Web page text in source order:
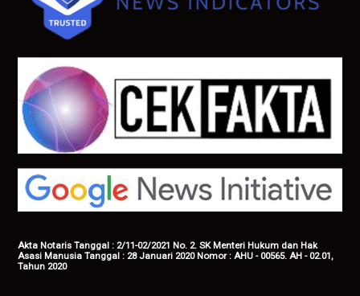
Akta Notaris Tanggal : 2/11-02/2021 No. 2. SK Menteri Hukum dan Hak
Asasi Manusia Tanggal : 28 Januari 2020 Nomor : AHU - 00565. AH - 02.01,
Tahun 2020